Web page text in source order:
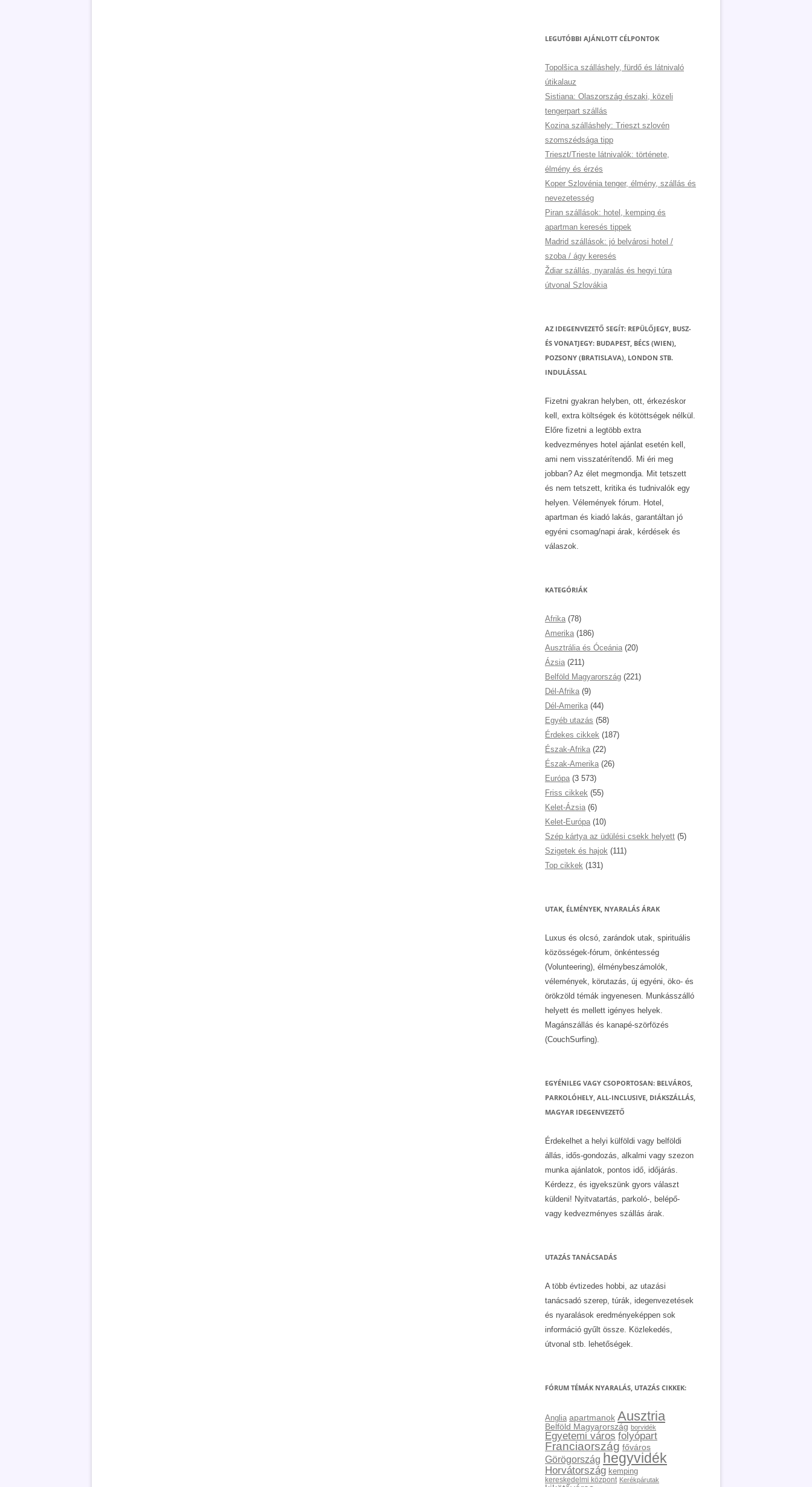
LEGUTÓBBI AJÁNLOTT CÉLPONTOK
Topolšica szálláshely, fürdő és látnivaló
útikalauz
Sistiana: Olaszország északi, közeli
tengerpart szállás
Kozina szálláshely: Trieszt szlovén
szomszédsága tipp
Trieszt/Trieste látnivalók: története,
élmény és érzés
Koper Szlovénia tenger, élmény, szállás és
nevezetesség
Piran szállások: hotel, kemping és
apartman keresés tippek
Madrid szállások: jó belvárosi hotel /
szoba / ágy keresés
Ždiar szállás, nyaralás és hegyi túra
útvonal Szlovákia
AZ IDEGENVEZETŐ SEGÍT: REPÜLŐJEGY, BUSZ-
ÉS VONATJEGY: BUDAPEST, BÉCS (WIEN),
POZSONY (BRATISLAVA), LONDON STB.
INDULÁSSAL
Fizetni gyakran helyben, ott, érkezéskor
kell, extra költségek és kötöttségek nélkül.
Előre fizetni a legtöbb extra
kedvezményes hotel ajánlat esetén kell,
ami nem visszatérítendő. Mi éri meg
jobban? Az élet megmondja. Mit tetszett
és nem tetszett, kritika és tudnivalók egy
helyen. Vélemények fórum. Hotel,
apartman és kiadó lakás, garantáltan jó
egyéni csomag/napi árak, kérdések és
válaszok.
KATEGÓRIÁK
Afrika (78)
Amerika (186)
Ausztrália és Óceánia (20)
Ázsia (211)
Belföld Magyarország (221)
Dél-Afrika (9)
Dél-Amerika (44)
Egyéb utazás (58)
Érdekes cikkek (187)
Észak-Afrika (22)
Észak-Amerika (26)
Európa (3 573)
Friss cikkek (55)
Kelet-Ázsia (6)
Kelet-Európa (10)
Szép kártya az üdülési csekk helyett (5)
Szigetek és hajok (111)
Top cikkek (131)
UTAK, ÉLMÉNYEK, NYARALÁS ÁRAK
Luxus és olcsó, zarándok utak, spirituális
közösségek-fórum, önkéntesség
(Volunteering), élménybeszámolók,
vélemények, körutazás, új egyéni, öko- és
örökzöld témák ingyenesen. Munkásszálló
helyett és mellett igényes helyek.
Magánszállás és kanapé-szörfözés
(CouchSurfing).
EGYÉNILEG VAGY CSOPORTOSAN: BELVÁROS,
PARKOLÓHELY, ALL-INCLUSIVE, DIÁKSZÁLLÁS,
MAGYAR IDEGENVEZETŐ
Érdekelhet a helyi külföldi vagy belföldi
állás, idős-gondozás, alkalmi vagy szezon
munka ajánlatok, pontos idő, időjárás.
Kérdezz, és igyekszünk gyors választ
küldeni! Nyitvatartás, parkoló-, belépő-
vagy kedvezményes szállás árak.
UTAZÁS TANÁCSADÁS
A több évtizedes hobbi, az utazási
tanácsadó szerep, túrák, idegenvezetések
és nyaralások eredményeképpen sok
információ gyűlt össze. Közlekedés,
útvonal stb. lehetőségek.
FÓRUM TÉMÁK NYARALÁS, UTAZÁS CIKKEK:
Anglia apartmanok Ausztria
Belföld Magyarország borvidék
Egyetemi város folyópart
Franciaország főváros
Görögország hegyvidék
Horvátország kemping
kereskedelmi központ Kerékpárutak